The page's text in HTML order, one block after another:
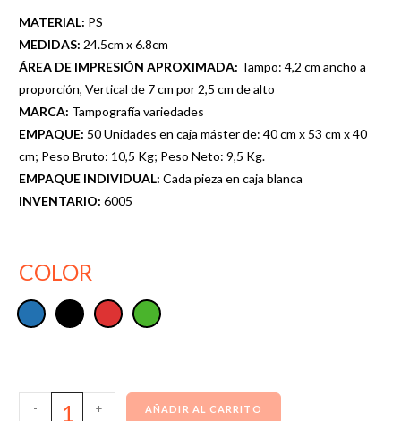
MATERIAL: PS
MEDIDAS: 24.5cm x 6.8cm
ÁREA DE IMPRESIÓN APROXIMADA: Tampo: 4,2 cm ancho a
proporción, Vertical de 7 cm por 2,5 cm de alto
MARCA: Tampografía variedades
EMPAQUE: 50 Unidades en caja máster de: 40 cm x 53 cm x 40
cm; Peso Bruto: 10,5 Kg; Peso Neto: 9,5 Kg.
EMPAQUE INDIVIDUAL: Cada pieza en caja blanca
INVENTARIO: 6005
COLOR
- + AÑADIR AL CARRITO